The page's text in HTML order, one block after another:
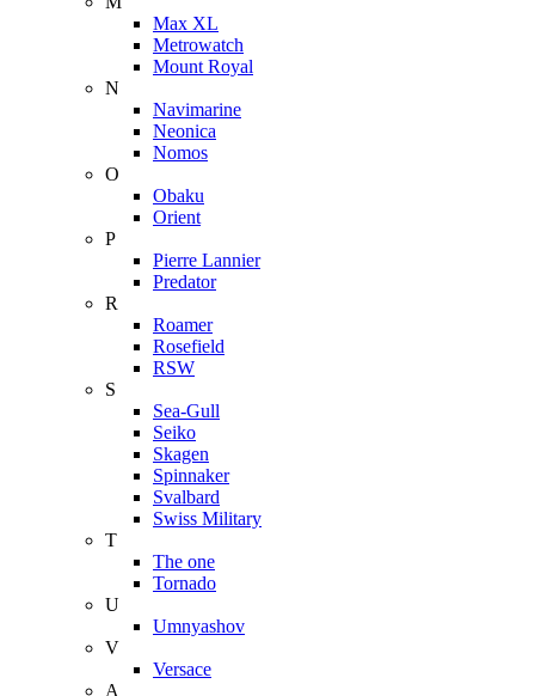
Max XL
Metrowatch
Mount Royal
N
Navimarine
Neonica
Nomos
O
Obaku
Orient
P
Pierre Lannier
Predator
R
Roamer
Rosefield
RSW
S
Sea-Gull
Seiko
Skagen
Spinnaker
Svalbard
Swiss Military
T
The one
Tornado
U
Umnyashov
V
Versace
А